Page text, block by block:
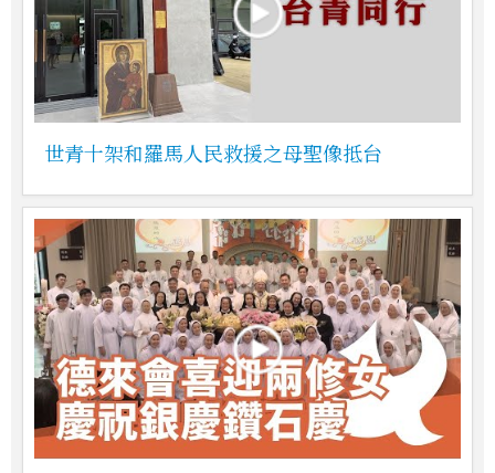
世青十架和羅馬人民救援之母聖像抵台